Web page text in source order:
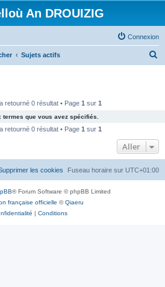
An DROUIZIG
Connexion
Sujets actifs
c
e
retourné 0 résultat • Page 1 sur 1
que vous avez spécifiés.
retourné 0 résultat • Page 1 sur 1
Aller
Fuseau horaire sur UTC+01:00
les cookies
® Forum Software © phpBB Limited
française officielle ©Qiaeru
| Conditions